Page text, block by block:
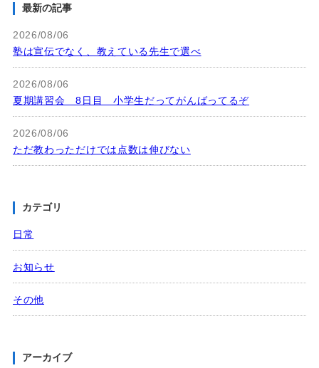
最新の記事
2026/08/06
塾は宣伝でなく、教えている先生で選べ
2026/08/06
夏期講習会 8日目 小学生だってがんばってるぞ
2026/08/06
ただ教わっただけでは点数は伸びない
カテゴリ
日常
お知らせ
その他
アーカイブ